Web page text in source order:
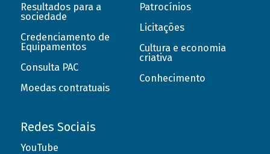
Resultados para a
sociedade
Credenciamento de
Equipamentos
Consulta PAC
Moedas contratuais
Patrocínios
Licitações
Cultura e economia
criativa
Conhecimento
Redes Sociais
YouTube